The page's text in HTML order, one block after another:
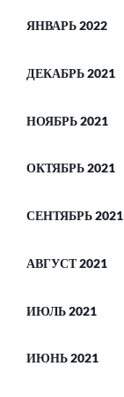
ЯНВАРЬ 2022
ДЕКАБРЬ 2021
НОЯБРЬ 2021
ОКТЯБРЬ 2021
СЕНТЯБРЬ 2021
АВГУСТ 2021
ИЮЛЬ 2021
ИЮНЬ 2021